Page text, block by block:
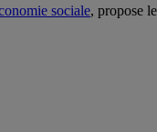
sociale, propose